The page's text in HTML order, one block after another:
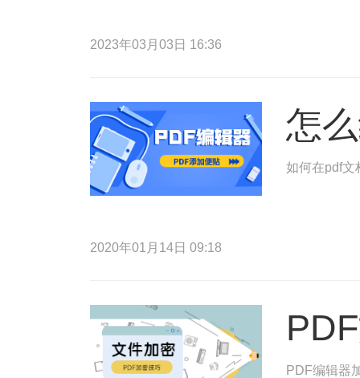
2023年03月03日 16:36
怎
如何在pdf文
2020年01月14日 09:18
PDF编辑器